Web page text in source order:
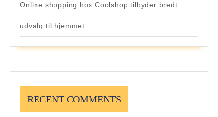
Online shopping hos Coolshop tilbyder bredt
udvalg til hjemmet
RECENT COMMENTS